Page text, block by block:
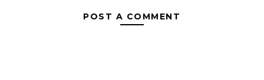
POST A COMMENT